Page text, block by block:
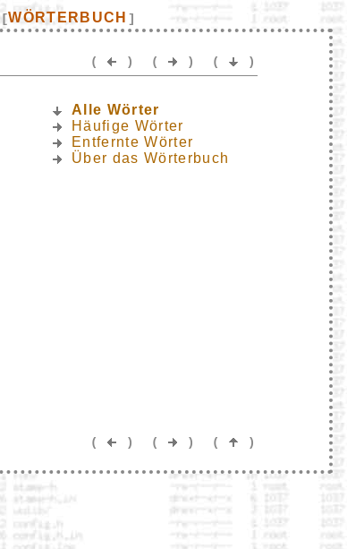
[WÖRTERBUCH ]
( ) ( ) ( )
Alle Wörter
Häufige Wörter
Entfernte Wörter
Über das Wörterbuch
( ) ( ) ( )